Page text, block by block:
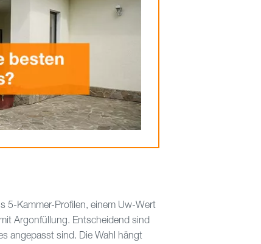
5-Kammer-Profilen, einem Uw-Wert
Argonfüllung. Entscheidend sind
angepasst sind. Die Wahl hängt